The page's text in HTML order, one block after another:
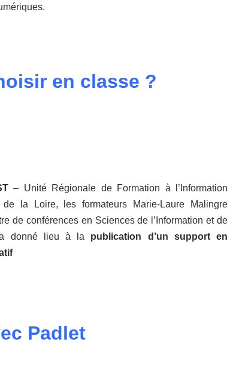
en classe ?
– Unité Régionale de Formation à l’Information
la Loire, les formateurs Marie-Laure Malingre
de conférences en Sciences de l’Information et de
a donné lieu à la publication d’un support en
Padlet